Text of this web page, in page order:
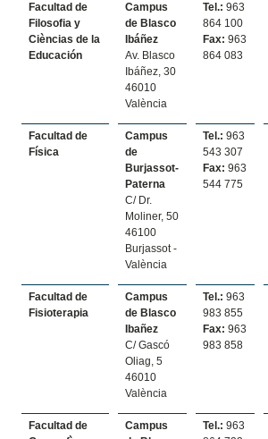
Facultad de
Filosofia y
Cièncias de la
Educación
Campus
de Blasco
Ibáñez
Av. Blasco
Ibáñez, 30
46010
València
Tel.: 963
864 100
Fax: 963
864 083
Facultad de
Física
Campus
de
Burjassot-
Paterna
C/ Dr.
Moliner, 50
46100
Burjassot -
València
Tel.: 963
543 307
Fax: 963
544 775
Facultad de
Fisioterapia
Campus
de Blasco
Ibañez
C/ Gascó
Oliag, 5
46010
València
Tel.: 963
983 855
Fax: 963
983 858
Facultad de
Campus
Tel.: 963